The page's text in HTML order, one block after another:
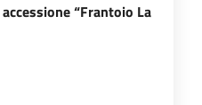
“Frantoio La